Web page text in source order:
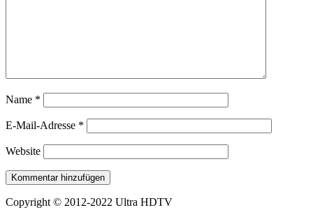
Name *
E-Mail-Adresse *
Website
Copyright © 2012-2022 Ultra HDTV